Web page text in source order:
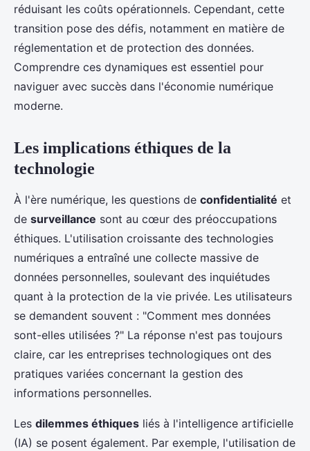
réduisant les coûts opérationnels. Cependant, cette
transition pose des défis, notamment en matière de
réglementation et de protection des données.
Comprendre ces dynamiques est essentiel pour
naviguer avec succès dans l'économie numérique
moderne.
Les implications éthiques de la
technologie
À l'ère numérique, les questions de confidentialité et
de surveillance sont au cœur des préoccupations
éthiques. L'utilisation croissante des technologies
numériques a entraîné une collecte massive de
données personnelles, soulevant des inquiétudes
quant à la protection de la vie privée. Les utilisateurs
se demandent souvent : "Comment mes données
sont-elles utilisées ?" La réponse n'est pas toujours
claire, car les entreprises technologiques ont des
pratiques variées concernant la gestion des
informations personnelles.
Les dilemmes éthiques liés à l'intelligence artificielle
(IA) se posent également. Par exemple, l'utilisation de